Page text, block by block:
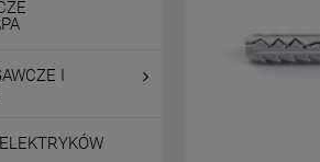
I